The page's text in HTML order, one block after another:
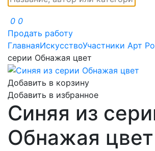
0 0
Продать работу
ГлавнаяИскусствоУчастники Арт
серии Обнажая цвет
Добавить в корзину
Добавить в избранное
Синяя из
Обнажая цвет